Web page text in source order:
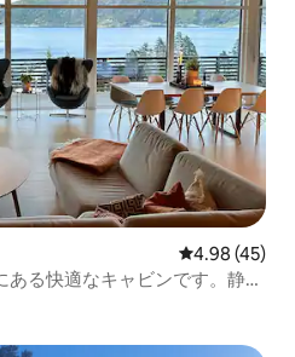
レビュー45
4.98 (45)
る快適なキャビンです。静か